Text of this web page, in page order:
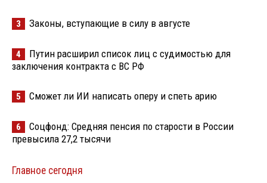
3 Законы, вступающие в силу в августе
4
Путин расширил список лиц с судимостью для
заключения контракта с ВС РФ
5 Сможет ли ИИ написать оперу и спеть арию
6
Соцфонд: Средняя пенсия по старости в России
превысила 27,2 тысячи
Главное сегодня